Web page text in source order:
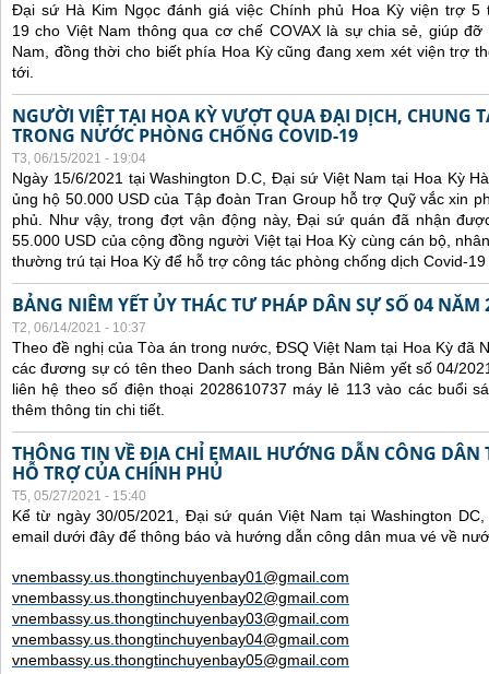
Đại sứ Hà Kim Ngọc đánh giá việc Chính phủ Hoa Kỳ viện trợ 5
19 cho Việt Nam thông qua cơ chế COVAX là sự chia sẻ, giúp
Nam, đồng thời cho biết phía Hoa Kỳ cũng đang xem xét viện trợ
tới.
NGƯỜI VIỆT TẠI HOA KỲ VƯỢT QUA ĐẠI DỊCH, CHUNG
TRONG NƯỚC PHÒNG CHỐNG COVID-19
T3, 06/15/2021 - 19:04
Ngày 15/6/2021 tại Washington D.C, Đại sứ Việt Nam tại Hoa Kỳ
ủng hộ 50.000 USD của Tập đoàn Tran Group hỗ trợ Quỹ vắc xin
phủ. Như vậy, trong đợt vận động này, Đại sứ quán đã nhận
55.000 USD của cộng đồng người Việt tại Hoa Kỳ cùng cán bộ,
thường trú tại Hoa Kỳ để hỗ trợ công tác phòng chống dịch Covid-
BẢNG NIÊM YẾT ỦY THÁC TƯ PHÁP DÂN SỰ SỐ 04 NĂM
T2, 06/14/2021 - 10:37
Theo đề nghị của Tòa án trong nước, ĐSQ Việt Nam tại Hoa Kỳ đã
các đương sự có tên theo Danh sách trong Bản Niêm yết số 04/
liên hệ theo số điện thoại 2028610737 máy lẻ 113 vào các buổi
thêm thông tin chi tiết.
THÔNG TIN VỀ ĐỊA CHỈ EMAIL HƯỚNG DẪN CÔNG DÂN
HỖ TRỢ CỦA CHÍNH PHỦ
T5, 05/27/2021 - 15:40
Kể từ ngày 30/05/2021, Đại sứ quán Việt Nam tại Washington
email dưới đây để thông báo và hướng dẫn công dân mua vé về
vnembassy.us.thongtinchuyenbay01@gmail.com
vnembassy.us.thongtinchuyenbay02@gmail.com
vnembassy.us.thongtinchuyenbay03@gmail.com
vnembassy.us.thongtinchuyenbay04@gmail.com
vnembassy.us.thongtinchuyenbay05@gmail.com